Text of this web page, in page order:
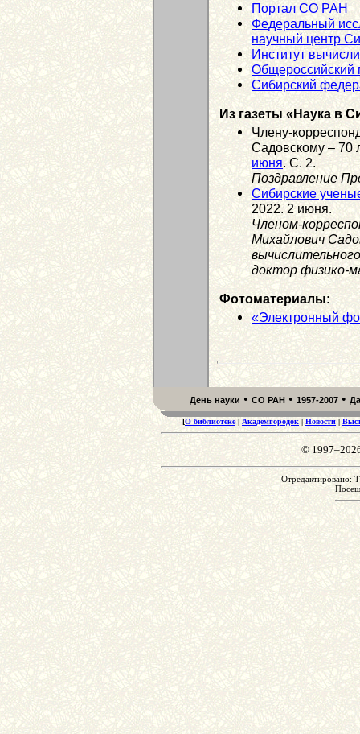
Портал СО РАН
Федеральный
научный центр
Институт
Общероссийский
Сибирский
Из газеты «Наука в
Члену-
Садовскому – 70
июня. С. 2.
Поздравление
Сибирские
2022. 2 июня.
Членом-
Михайлович
доктор физико-
Фотоматериалы:
«Электронный
День науки • СО РАН • 1957-2007 •
[О библиотеке| Академгородок |Новости|
©
Отредактировано: